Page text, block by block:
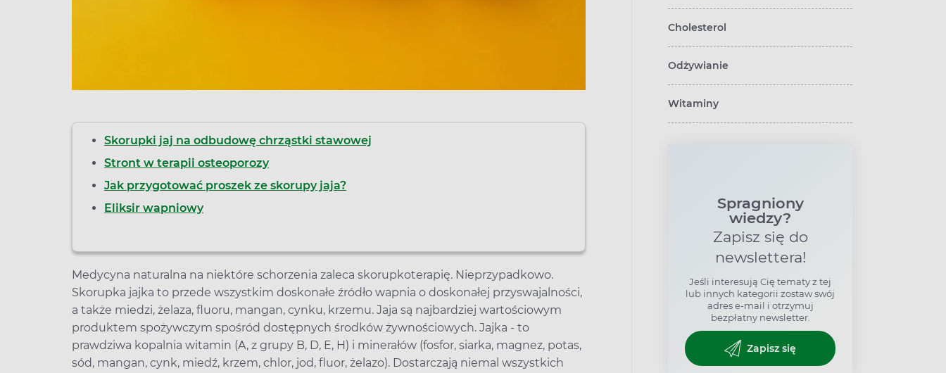
Skorupki jaj na odbudowę chrząstki stawowej
Stront w terapii osteoporozy
Jak przygotować proszek ze skorupy jaja?
Eliksir wapniowy
Medycyna naturalna na niektóre schorzenia zaleca skorupkoterapię. Nieprzypadkowo.
Skorupka jajka to przede wszystkim doskonałe źródło wapnia o doskonałej przyswajalności,
a także miedzi, żelaza, fluoru, mangan, cynku, krzemu. Jaja są najbardziej wartościowym
produktem spożywczym spośród dostępnych środków żywnościowych. Jajka - to
prawdziwa kopalnia witamin (A, z grupy B, D, E, H) i minerałów (fosfor, siarka, magnez, potas,
sód, mangan, cynk, miedź, krzem, chlor, jod, fluor, żelazo). Dostarczają niemal wszystkich
Cholesterol
Odżywianie
Witaminy
Spragniony
wiedzy?
Zapisz się do
newslettera!
Jeśli interesują Cię tematy z tej
lub innych kategorii zostaw swój
adres e-mail i otrzymuj
bezpłatny newsletter.
Zapisz się